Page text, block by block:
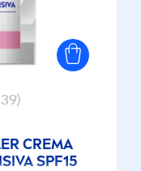
CREMA
SPF15